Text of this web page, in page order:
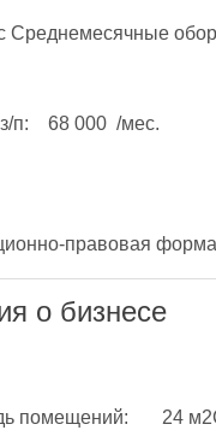
о бизнесе
м2Стоимость аренды:	45 000  руб. /